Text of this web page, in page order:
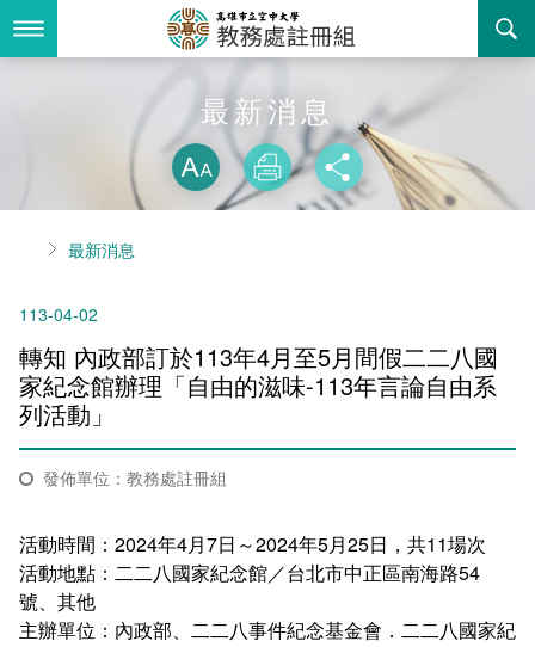
到
要
組織職掌
聯絡資訊
活動花絮
諮詢信箱
業務服務
法令規章
常見問答
相關連結
招生特訊
入學
就學費用減免申請
選系申請
在學
成績查詢
畢業
書表下載
回空大首頁
最新消息
略過字型切
放大
列印 分享
首頁最新消息
113-04-02
轉知 內政部訂於113年4月至5月間假二二八國
家紀念館辦理「自由的滋味-113年言論自由系
列活動」
發佈單位：教務處註冊組
活動時間：2024年4月7日～2024年5月25日，共11場次
活動地點：二二八國家紀念館／台北市中正區南海路54
號、其他
主辦單位：內政部、二二八事件紀念基金會．二二八國家紀